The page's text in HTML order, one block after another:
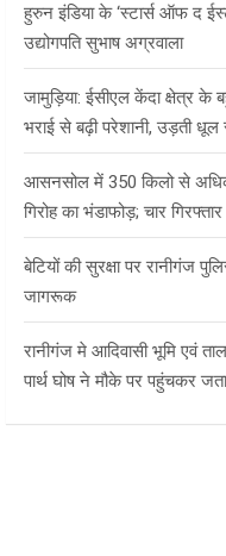
हुरुन इंडिया के ‘स्टार्स ऑफ द
उद्योगपति सुभाष अग्रवाला
जामुड़िया: ईसीएल केंदा क्षेत्र के
भराई से बढ़ी परेशानी, उड़ती धूल
आसनसोल में 350 किलो से अधिक
गिरोह का भंडाफोड़; चार गिरफ्तार
बेटियों की सुरक्षा पर रानीगंज
जागरूक
रानीगंज मे आदिवासी भूमि एवं
पार्थ घोष ने मौके पर पहुंचकर